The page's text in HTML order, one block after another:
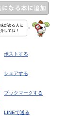
ポストする
シェアする
ブックマークする
LINEで送る